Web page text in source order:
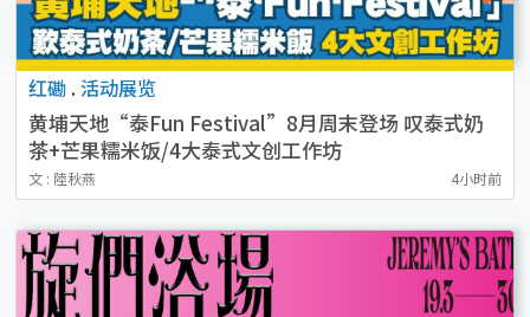
红磡 . 活动展览
黄埔天地“泰Fun Festival”8月周末登场 叹泰式奶
茶+芒果糯米饭/4大泰式文创工作坊
文 : 陸秋燕 4小时前